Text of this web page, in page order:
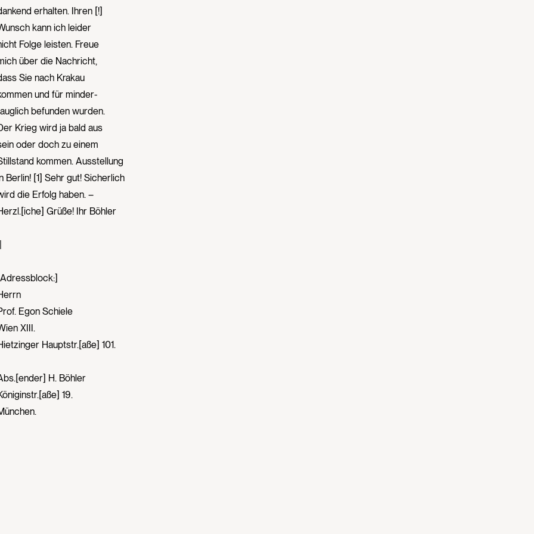
erhalten. Ihren [!]
kann ich leider
Folge leisten. Freue
über die Nachricht,
Sie nach Krakau
und für minder-
befunden wurden.
Krieg wird ja bald aus
oder doch zu einem
kommen. Ausstellung
Berlin! [1] Sehr gut! Sicherlich
die Erfolg haben. –
Grüße! Ihr Böhler
Egon Schiele
XIII.
Hauptstr.[aße] 101.
H. Böhler
19.